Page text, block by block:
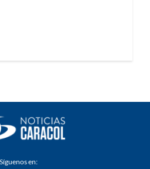
Síguenos en: